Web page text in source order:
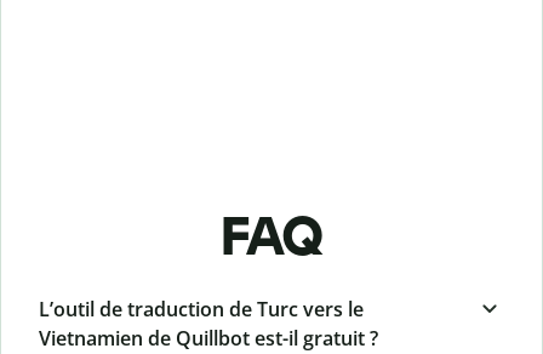
FAQ
L’outil de traduction de Turc vers le
Vietnamien de Quillbot est-il gratuit ?